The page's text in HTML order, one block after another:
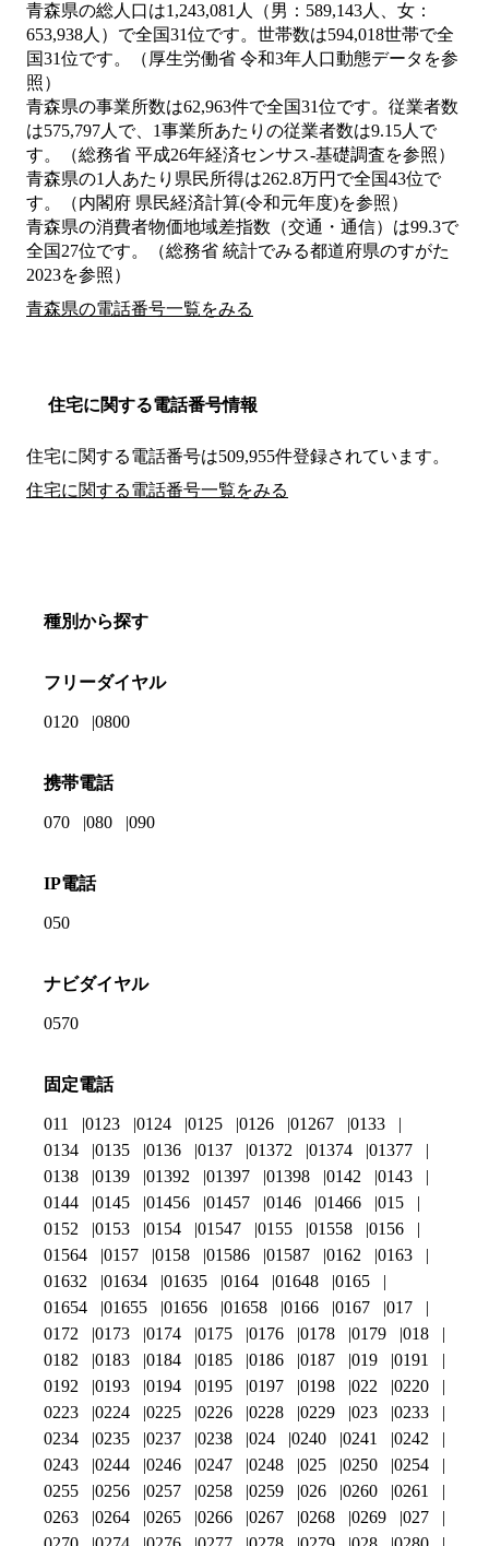
青森県の総人口は1,243,081人（男：589,143人、女：
653,938人）で全国31位です。世帯数は594,018世帯で全
国31位です。（厚生労働省 令和3年人口動態データを参
照）
青森県の事業所数は62,963件で全国31位です。従業者数
は575,797人で、1事業所あたりの従業者数は9.15人で
す。（総務省 平成26年経済センサス‐基礎調査を参照）
青森県の1人あたり県民所得は262.8万円で全国43位で
す。（内閣府 県民経済計算(令和元年度)を参照）
青森県の消費者物価地域差指数（交通・通信）は99.3で
全国27位です。（総務省 統計でみる都道府県のすがた
2023を参照）
青森県の電話番号一覧をみる
住宅に関する電話番号情報
住宅に関する電話番号は509,955件登録されています。
住宅に関する電話番号一覧をみる
種別から探す
フリーダイヤル
0120 0800
携帯電話
070 080 090
IP電話
050
ナビダイヤル
0570
固定電話
011 0123 0124 0125 0126 01267
0133
0134
0135 0136 0137 01372 01374
01377
0138
0139 01392 01397 01398 0142
0143
0144
0145 01456 01457 0146 01466
015
0152
0153 0154 01547 0155 01558
0156
01564
0157 0158 01586 01587 0162
0163
01632
01634 01635 0164 01648
0165
01654
01655 01656 01658 0166 0167
017
0172
0173 0174 0175 0176 0178 0179
018
0182
0183 0184 0185 0186 0187 019
0191
0192
0193 0194 0195 0197 0198 022
0220
0223
0224 0225 0226 0228 0229 023
0233
0234
0235 0237 0238 024 0240 0241
0242
0243
0244 0246 0247 0248 025 0250
0254
0255
0256 0257 0258 0259 026 0260
0261
0263
0264 0265 0266 0267 0268 0269
027